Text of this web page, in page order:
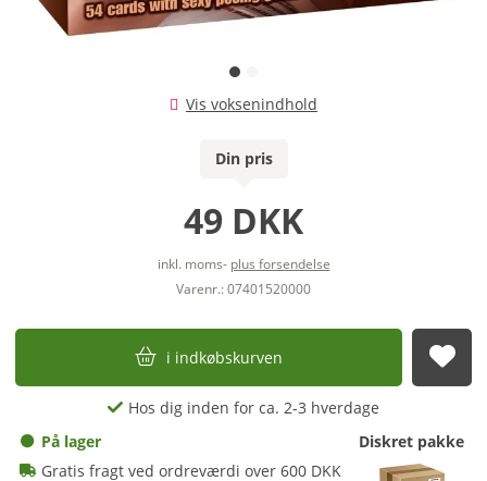
Vis voksenindhold
Din pris
49 DKK
inkl. moms- plus forsendelse
Varenr.: 07401520000
i indkøbskurven
Hos dig inden for ca. 2-3 hverdage
På lager
Gratis fragt ved ordreværdi over 600 DKK
Diskret pakke